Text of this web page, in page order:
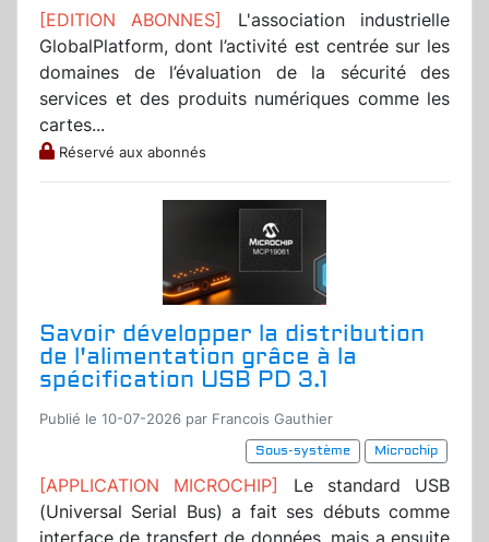
[EDITION ABONNES]
L'association industrielle
GlobalPlatform, dont l’activité est centrée sur les
domaines de l’évaluation de la sécurité des
services et des produits numériques comme les
cartes...
Réservé aux abonnés
Savoir développer la distribution
de l'alimentation grâce à la
spécification USB PD 3.1
Publié le 10-07-2026 par Francois Gauthier
Sous-système
Microchip
[APPLICATION MICROCHIP] Le standard USB
(Universal Serial Bus) a fait ses débuts comme